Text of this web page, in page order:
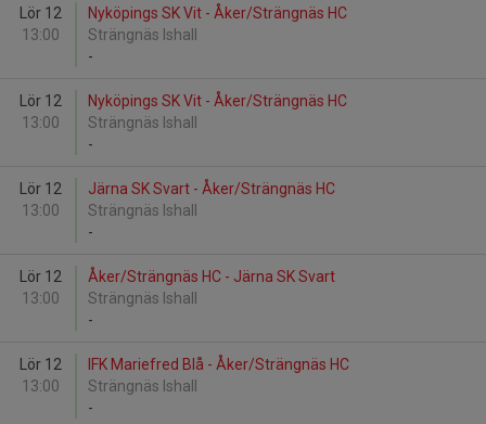
Lör 12
13:00
Nyköpings SK Vit - Åker/Strängnäs HC
Strängnäs Ishall
-
Lör 12
13:00
Nyköpings SK Vit - Åker/Strängnäs HC
Strängnäs Ishall
-
Lör 12
13:00
Järna SK Svart - Åker/Strängnäs HC
Strängnäs Ishall
-
Lör 12
13:00
Åker/Strängnäs HC - Järna SK Svart
Strängnäs Ishall
-
Lör 12
13:00
IFK Mariefred Blå - Åker/Strängnäs HC
Strängnäs Ishall
-